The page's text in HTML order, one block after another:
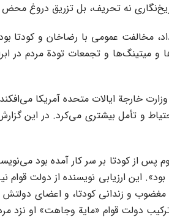
نه تحریف، بل تزریق دروغ
عمومی با رضاخان و کودتا
میتینگ‌ها و تجمعات تودة مردم در
خارجة ایالات متحده آمریکا
احتیاط و تأمل بیشتری می‌کرد. در
پس از کودتا بر سر کار آمده بود
این ارزیابی نویسنده از دولت قوام
و زندانی کودتا، و اعضای دولتش
دولت قوام «مایة وجاهت» او نزد